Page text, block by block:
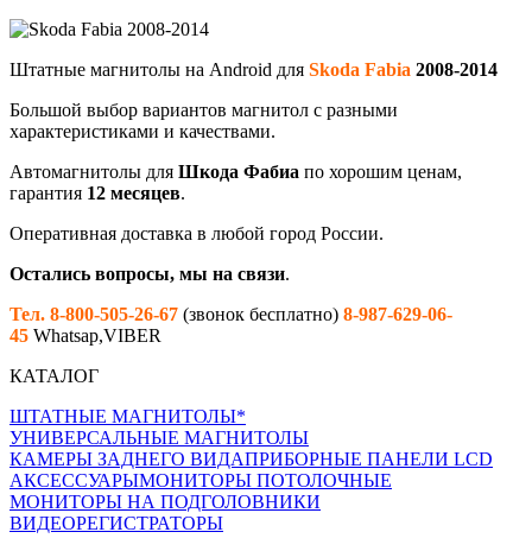
Штатные магнитолы на Android для Skoda Fabia 2008-2014
Большой выбор вариантов магнитол с разными
характеристиками и качествами.
Автомагнитолы для Шкода Фабиа по хорошим ценам,
гарантия 12 месяцев.
Оперативная доставка в любой город России.
Остались вопросы, мы на связи.
Тел. 8-800-505-26-67 (звонок бесплатно) 8-987-629-06-
45 Whatsap,VIBER
КАТАЛОГ
ШТАТНЫЕ МАГНИТОЛЫ*
УНИВЕРСАЛЬНЫЕ МАГНИТОЛЫ
КАМЕРЫ ЗАДНЕГО ВИДАПРИБОРНЫЕ ПАНЕЛИ LCD
АКСЕССУАРЫМОНИТОРЫ ПОТОЛОЧНЫЕ
МОНИТОРЫ НА ПОДГОЛОВНИКИ
ВИДЕОРЕГИСТРАТОРЫ